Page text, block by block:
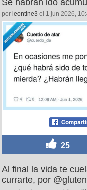
Se habrán ido
por leontine3 el 1 jun 2026,
25
Al final la vida te
currarte, por